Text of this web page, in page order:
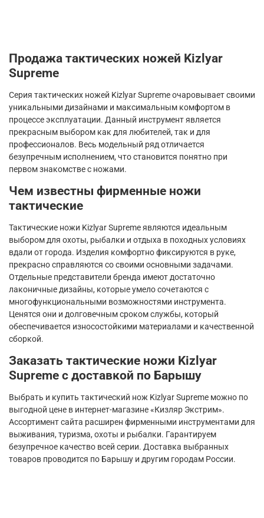
Продажа тактических ножей Kizlyar
Supreme
Серия тактических ножей KizlyarSupremeочаровывает своими
уникальными дизайнами и максимальным комфортом в
процессе эксплуатации. Данный инструмент является
прекрасным выбором как для любителей, так и для
профессионалов. Весь модельный ряд отличается
безупречным исполнением, что становится понятно при
первом знакомстве с ножами.
Чем известны фирменные ножи
тактические
Тактические ножи KizlyarSupremeявляются идеальным
выбором для охоты, рыбалки и отдыха в походных условиях
вдали от города. Изделия комфортно фиксируются в руке,
прекрасно справляются со своими основными задачами.
Отдельные представители бренда имеют достаточно
лаконичные дизайны, которые умело сочетаются с
многофункциональными возможностями инструмента.
Ценятся они и долговечным сроком службы, который
обеспечивается износостойкими материалами и качественной
сборкой.
Заказать тактические ножи Kizlyar
Supreme с доставкой по Барышу
Выбрать и купить тактический нож KizlyarSupreme можно по
выгодной цене в интернет-магазине «Кизляр Экстрим».
Ассортимент сайта расширен фирменными инструментами для
выживания, туризма, охоты и рыбалки. Гарантируем
безупречное качество всей серии. Доставка выбранных
товаров проводится по Барышу и другим городам России.